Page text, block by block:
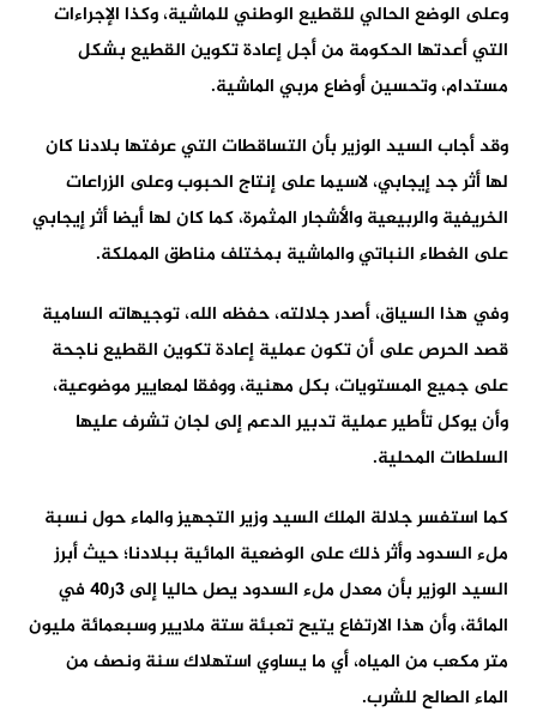
وعلى الوضع الحالي للقطيع الوطني للماشية، وكذا الإجراءات
التي أعدتها الحكومة من أجل إعادة تكوين القطيع بشكل
مستدام، وتحسين أوضاع مربي الماشية.
وقد أجاب السيد الوزير بأن التساقطات التي عرفتها بلادنا كان
لها أثر جد إيجابي، لاسيما على إنتاج الحبوب وعلى الزراعات
الخريفية والربيعية والأشجار المثمرة، كما كان لها أيضا أثر إيجابي
على الغطاء النباتي والماشية بمختلف مناطق المملكة.
وفي هذا السياق، أصدر جلالته، حفظه الله، توجيهاته السامية
قصد الحرص على أن تكون عملية إعادة تكوين القطيع ناجحة
على جميع المستويات، بكل مهنية، ووفقا لمعايير موضوعية،
وأن يوكل تأطير عملية تدبير الدعم إلى لجان تشرف عليها
السلطات المحلية.
كما استفسر جلالة الملك السيد وزير التجهيز والماء حول نسبة
ملء السدود وأثر ذلك على الوضعية المائية ببلادنا؛ حيث أبرز
السيد الوزير بأن معدل ملء السدود يصل حاليا إلى 3ر40 في
المائة، وأن هذا الارتفاع يتيح تعبئة ستة ملايير وسبعمائة مليون
متر مكعب من المياه، أي ما يساوي استهلاك سنة ونصف من
الماء الصالح للشرب.